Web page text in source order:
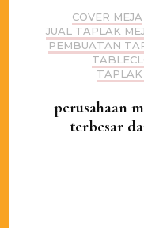
COVER MEJA
JUAL TAPLAK
PEMBUATAN
TAPLAK
perusahaan
terbesar